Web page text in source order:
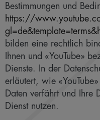
Bestimmungen und
https://
bilden eine rechtlich
Ihnen und «YouTube»
Dienste. In der
erläutert, wie
Daten verfährt und Ihre
Dienst nutzen.